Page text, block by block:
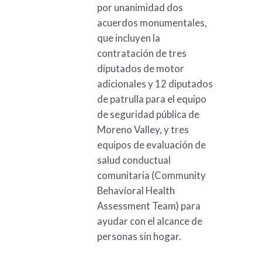
por unanimidad dos
acuerdos monumentales,
que incluyen la
contratación de tres
diputados de motor
adicionales y 12 diputados
de patrulla para el equipo
de seguridad pública de
Moreno Valley, y tres
equipos de evaluación de
salud conductual
comunitaria (Community
Behavioral Health
Assessment Team) para
ayudar con el alcance de
personas sin hogar.